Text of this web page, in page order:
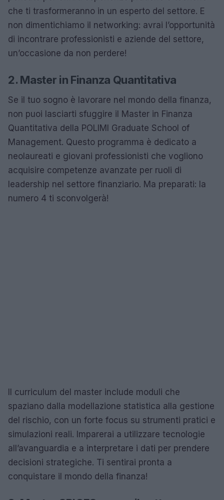
che ti trasformeranno in un esperto del settore. E
non dimentichiamo il networking: avrai l’opportunità
di incontrare professionisti e aziende del settore,
un’occasione da non perdere!
2. Master in Finanza Quantitativa
Se il tuo sogno è lavorare nel mondo della finanza,
non puoi lasciarti sfuggire il Master in Finanza
Quantitativa della POLIMI Graduate School of
Management. Questo programma è dedicato a
neolaureati e giovani professionisti che vogliono
acquisire competenze avanzate per ruoli di
leadership nel settore finanziario. Ma preparati: la
numero 4 ti sconvolgerà!
Il curriculum del master include moduli che
spaziano dalla modellazione statistica alla gestione
del rischio, con un forte focus su strumenti pratici e
simulazioni reali. Imparerai a utilizzare tecnologie
all’avanguardia e a interpretare i dati per prendere
decisioni strategiche. Ti sentirai pronta a
conquistare il mondo della finanza!